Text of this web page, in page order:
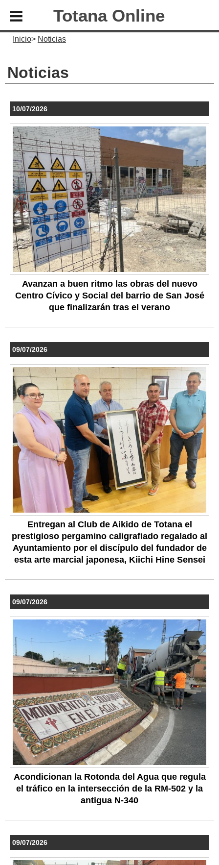
Totana Online
Inicio Noticias
Noticias
10/07/2026
Avanzan a buen ritmo las obras del nuevo
Centro Cívico y Social del barrio de San José
que finalizarán tras el verano
09/07/2026
Entregan al Club de Aikido de Totana el
prestigioso pergamino caligrafiado regalado al
Ayuntamiento por el discípulo del fundador de
esta arte marcial japonesa, Kiichi Hine Sensei
09/07/2026
Acondicionan la Rotonda del Agua que regula
el tráfico en la intersección de la RM-502 y la
antigua N-340
09/07/2026